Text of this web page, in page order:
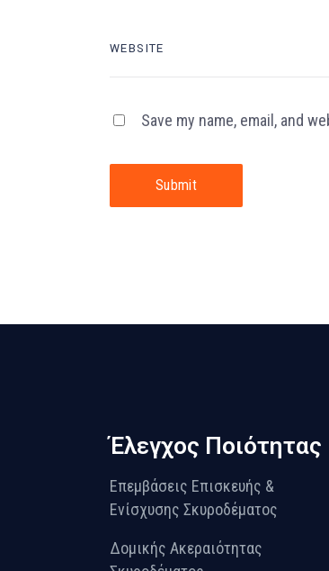
Save my name, email, and
Submit
Έλεγχος Ποιότητας
Επεμβάσεις Επισκευής &
Ενίσχυσης Σκυροδέματος
Δομικής Ακεραιότητας